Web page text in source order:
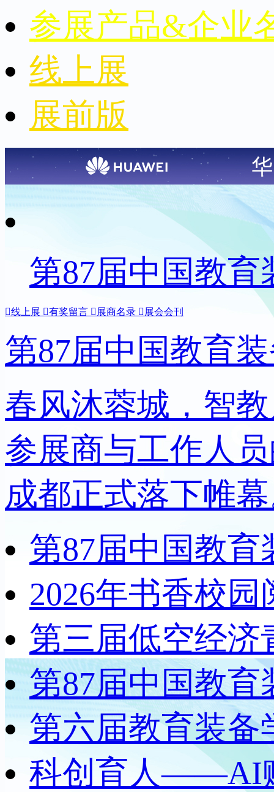
参展产品&企业
线上展
展前版
第87届中国教
线上展 有奖留言  展商名录  展会会刊
第87届中国教育
春风沐蓉城，智
参展商与工作人
成都正式落下帷
第87届中国教
2026年书香校
第三届低空经济
第87届中国教
第六届教育装备
科创育人——AI